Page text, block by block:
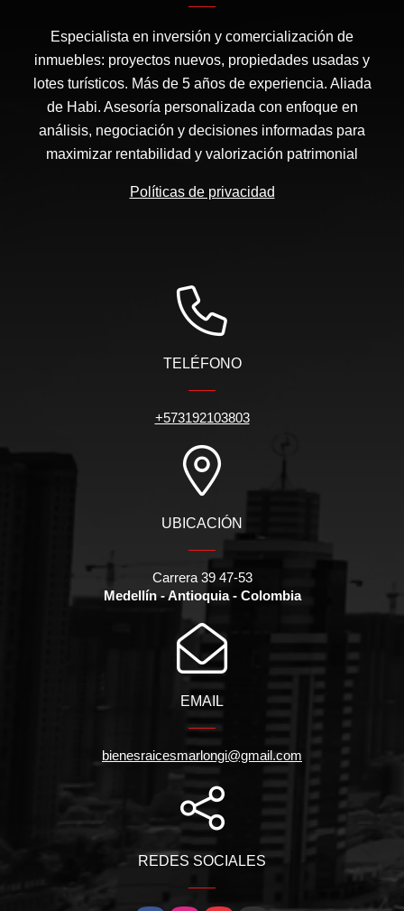
Especialista en inversión y comercialización de
inmuebles: proyectos nuevos, propiedades usadas y
lotes turísticos. Más de 5 años de experiencia. Aliada
de Habi. Asesoría personalizada con enfoque en
análisis, negociación y decisiones informadas para
maximizar rentabilidad y valorización patrimonial
Políticas de privacidad
TELÉFONO
+573192103803
UBICACIÓN
Carrera 39 47-53
Medellín - Antioquia - Colombia
EMAIL
bienesraicesmarlongi@gmail.com
REDES SOCIALES